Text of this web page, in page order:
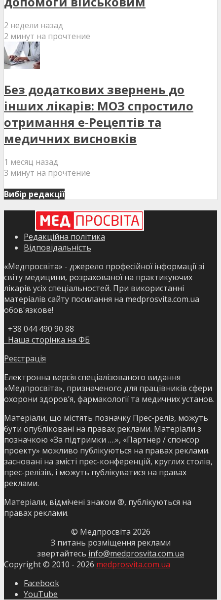
2 недели назад
2 минут на прочтение
Без додаткових звернень до
інших лікарів: МОЗ спростило
отримання е-Рецептів та
медичних висновків
1 месяц назад
3 минут на прочтение
Вибір редакції
Редакційна політика
Відповідальність
«Медпросвіта» - джерело професійної інформації зі
світу медицини, розрахованої на практикуючих
лікарів усіх спеціальностей. При використанні
матеріалів сайту посилання на medprosvita.com.ua
обов'язкове!
+38 044 490 90 88
Наша сторінка на ФБ
Реєстрація
Електронна версія спеціалізованого видання
«Медпросвіта», призначеного для працівників сфери
охорони здоров’я, фармакології та медичних установ.
Матеріали, що містять позначку Прес-реліз, можуть
бути опубліковані на правах реклами. Матеріали з
позначкою «За підтримки ….», «Партнер / спонсор
проекту» можливо публікуються на правах реклами.
засновані на змісті прес-конференцій, круглих столів,
прес-релізів, і можуть публікуватися на правах
реклами.
Матеріали, відмічені знаком ®, публікуються на
правах реклами.
© Медпросвіта 2026
З питань розміщення реклами
звертайтесь info@medprosvita.com.ua
Copyright © 2010 - 2026 medprosvita.com.ua
Facebook
YouTube